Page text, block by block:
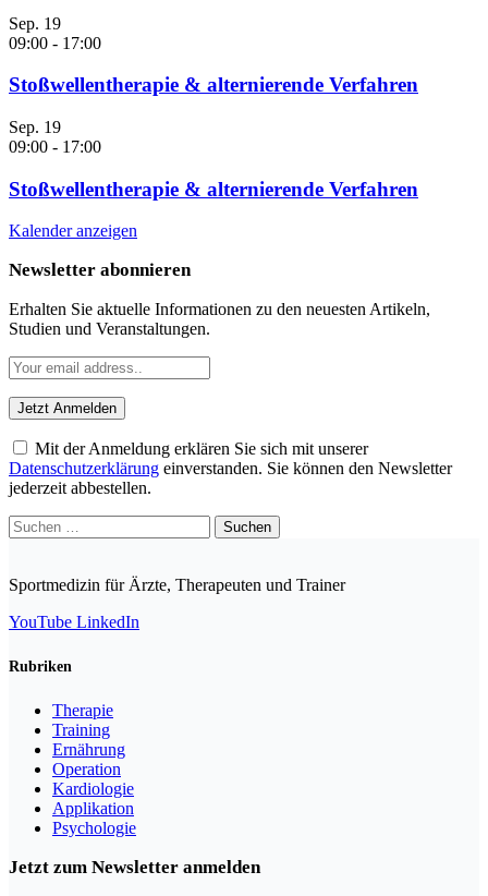
Sep. 19
09:00 - 17:00
Stoßwellentherapie & alternierende Verfahren
Sep. 19
09:00 - 17:00
Stoßwellentherapie & alternierende Verfahren
Kalender anzeigen
Newsletter abonnieren
Erhalten Sie aktuelle Informationen zu den neuesten Artikeln,
Studien und Veranstaltungen.
Mit der Anmeldung erklären Sie sich mit unserer
Datenschutzerklärung einverstanden. Sie können den Newsletter
jederzeit abbestellen.
Suchen
nach:
Sportmedizin für Ärzte, Therapeuten und Trainer
YouTube LinkedIn
Rubriken
Therapie
Training
Ernährung
Operation
Kardiologie
Applikation
Psychologie
Jetzt zum Newsletter anmelden